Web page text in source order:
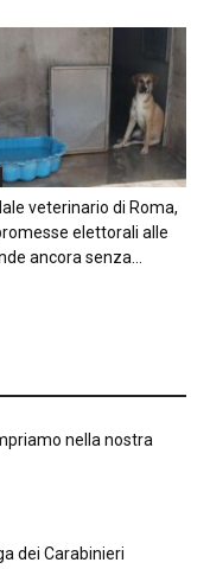
veterinario di Roma,
elettorali alle
ancora senza...
nella nostra
dei Carabinieri